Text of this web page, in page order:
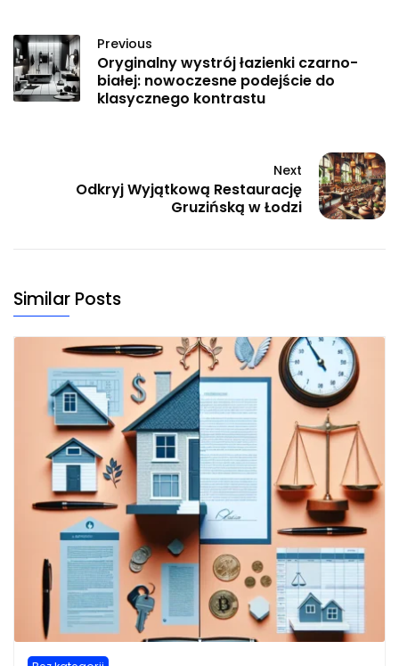
Previous
Oryginalny wystrój łazienki czarno-
białej: nowoczesne podejście do
klasycznego kontrastu
Next
Odkryj Wyjątkową Restaurację
Gruzińską w Łodzi
Similar Posts